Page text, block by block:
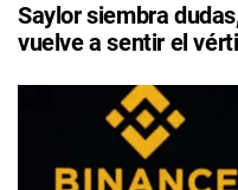
Saylor siembra
vuelve a sentir el